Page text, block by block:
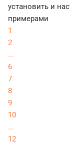
установить и
примерами
1
2
...
6
7
8
9
10
...
12